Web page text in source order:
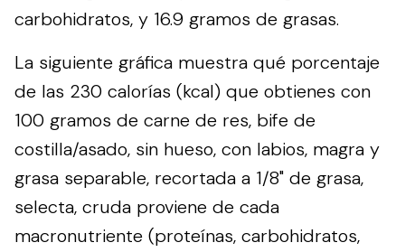
carbohidratos, y 16.9 gramos de grasas.
La siguiente gráfica muestra qué porcentaje
de las 230 calorías (kcal) que obtienes con
100 gramos de carne de res, bife de
costilla/asado, sin hueso, con labios, magra y
grasa separable, recortada a 1/8" de grasa,
selecta, cruda proviene de cada
macronutriente (proteínas, carbohidratos,